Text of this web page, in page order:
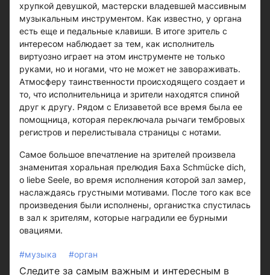
хрупкой девушкой, мастерски владевшей массивным
музыкальным инструментом. Как известно, у органа
есть еще и педальные клавиши. В итоге зритель с
интересом наблюдает за тем, как исполнитель
виртуозно играет на этом инструменте не только
руками, но и ногами, что не может не завораживать.
Атмосферу таинственности происходящего создает и
то, что исполнительница и зрители находятся спиной
друг к другу. Рядом с Елизаветой все время была ее
помощница, которая переключала рычаги тембровых
регистров и перелистывала страницы с нотами.
Самое большое впечатление на зрителей произвела
знаменитая хоральная прелюдия Баха Schmücke dich,
o liebe Seele, во время исполнения которой зал замер,
наслаждаясь грустными мотивами. После того как все
произведения были исполнены, органистка спустилась
в зал к зрителям, которые наградили ее бурными
овациями.
#музыка #орган
Следите за самым важным и интересным в